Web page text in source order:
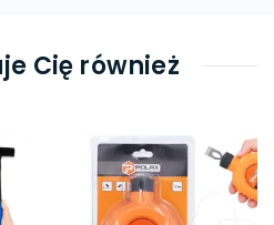
Cię również